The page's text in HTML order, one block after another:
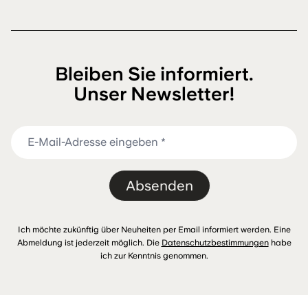
Bleiben Sie informiert.
Unser Newsletter!
Absenden
Ich möchte zukünftig über Neuheiten per Email informiert werden. Eine
Abmeldung ist jederzeit möglich. Die Datenschutzbestimmungenhabe
ich zur Kenntnis genommen.